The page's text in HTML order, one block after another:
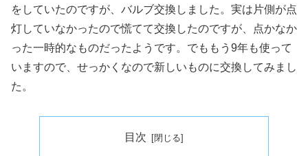
をしていたのですが、バルブ交換しました。実は片側が点
灯していなかったので慌てて交換したのですが、点かなか
った一時的なものだったようです。でももう9年も使って
いますので、せっかくなので新しいものに交換してみまし
た。
目次